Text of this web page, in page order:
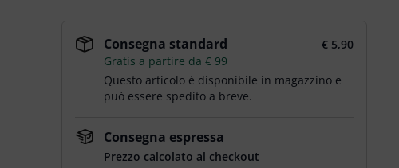
Consegna standard
€ 5,90
Gratis a partire da € 99
Questo articolo è disponibile in magazzino e
può essere spedito a breve.
Consegna espressa
Prezzo calcolato al checkout